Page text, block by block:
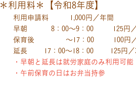
＊利用料＊【令和8年度】
利用申請料 1,000円／年間
早朝 8：00～9：00 125円／
保育後 ～17：00 100円／
延長 17：00～18：00 125円／
・早朝と延長は就労家庭のみ利用可能
・午前保育の日はお弁当持参